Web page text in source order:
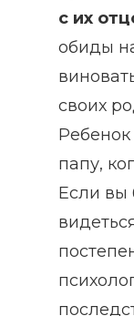
с их
обиды
своих
папу,
Если вы